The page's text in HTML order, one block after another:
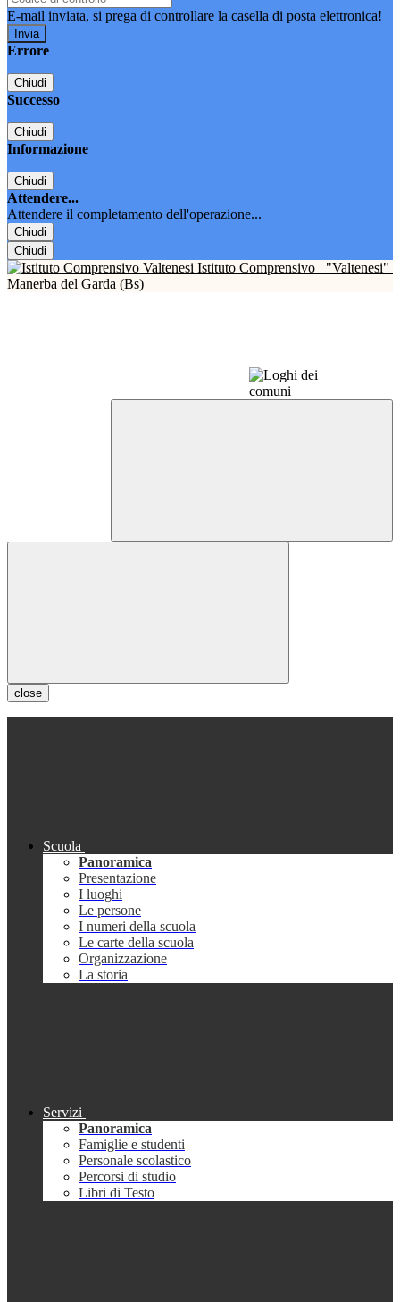
E-mail inviata, si prega di controllare la casella di posta elettronica!
Errore
Chiudi
Successo
Chiudi
Informazione
Chiudi
Attendere...
Attendere il completamento dell'operazione...
Chiudi
Chiudi
Istituto Comprensivo
"Valtenesi"
Manerba del Garda (Bs)
close
Scuola
Panoramica
Presentazione
I luoghi
Le persone
I numeri della scuola
Le carte della scuola
Organizzazione
La storia
Servizi
Panoramica
Famiglie e studenti
Personale scolastico
Percorsi di studio
Libri di Testo